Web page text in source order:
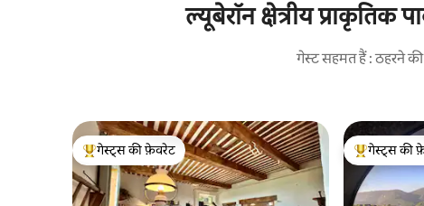
ल्यूबेरॉन क्षेत्रीय प्राकृतिक
गेस्ट सहमत हैं : ठहरने
गेस्ट्स का टॉप फ़ेवरेट
गेस्ट्स की फ़ेवरेट
गेस्ट्स का
गेस्ट्स की